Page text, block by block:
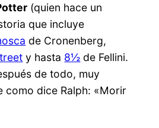
(quien hace un
que incluye
de Cronenberg,
y hasta 8½ de Fellini.
de todo, muy
como dice Ralph: «Morir